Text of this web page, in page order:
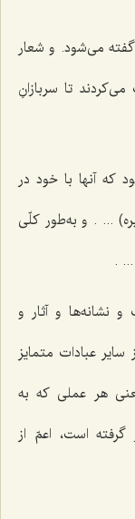
می‌شود. و شعار
تا سربازانِ
که آنها با خود در
... . و به‌طور کلّی
.
نشانه‌ها و آثار و
عبادات متمایز
هر عملی که به
است، اعمّ از